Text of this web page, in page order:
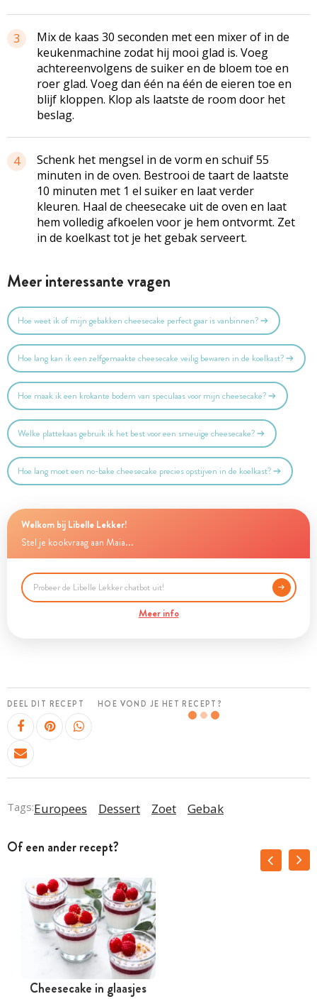
3
Mix de kaas 30 seconden met een mixer of in de
keukenmachine zodat hij mooi glad is. Voeg
achtereenvolgens de suiker en de bloem toe en
roer glad. Voeg dan één na één de eieren toe en
blijf kloppen. Klop als laatste de room door het
beslag.
4
Schenk het mengsel in de vorm en schuif 55
minuten in de oven. Bestrooi de taart de laatste
10 minuten met 1 el suiker en laat verder
kleuren. Haal de cheesecake uit de oven en laat
hem volledig afkoelen voor je hem ontvormt. Zet
in de koelkast tot je het gebak serveert.
Meer interessante vragen
Hoe weet ik of mijn gebakken cheesecake perfect gaar is vanbinnen?
Hoe lang kan ik een zelfgemaakte cheesecake veilig bewaren in de koelkast?
Hoe maak ik een krokante bodem van speculaas voor mijn cheesecake?
Welke plattekaas gebruik ik het best voor een smeuïge cheesecake?
Hoe lang moet een no-bake cheesecake precies opstijven in de koelkast?
Welkom bij Libelle Lekker!
Stel je kookvraag aan Maia...
Meer info
DEEL DIT RECEPT HOE VOND JE HET RECEPT?
Tags:Europees Dessert Zoet Gebak
Of een ander recept?
Cheesecake in glaasjes